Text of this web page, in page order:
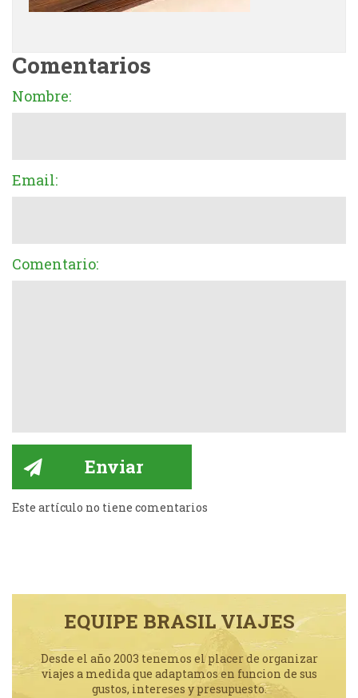
Comentarios
Nombre:
Email:
Comentario:
Este artículo no tiene comentarios
EQUIPE BRASIL VIAJES
Desde el año 2003 tenemos el placer de organizar
viajes a medida que adaptamos en funcion de sus
gustos, intereses y presupuesto.